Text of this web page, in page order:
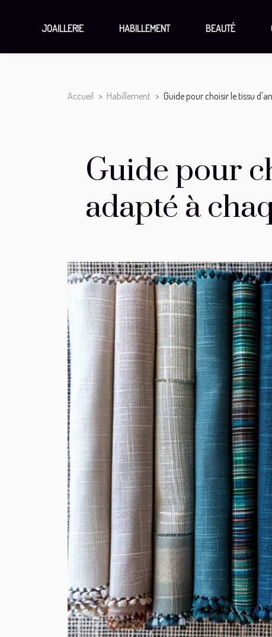
JOAILLERIE HABILLEMENT BEAUTÉ
Accueil Habillement Guide pour choisir le tissu
Guide pour
adapté à